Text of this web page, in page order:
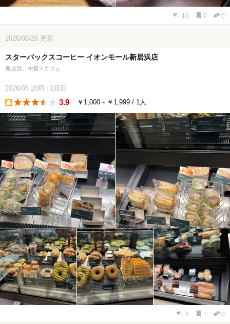
10 0 0
2026/06/26 更新
スターバックスコーヒー イオンモール新居浜店
新居浜、中萩 / カフェ
2026/06 訪問 1回目
3.9 ￥1,000～￥1,999 / 1人
8 1 0